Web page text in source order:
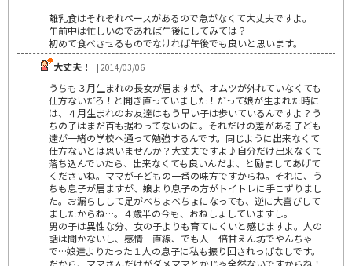
離乳食はそれぞれペースがあるので急がなくて大丈夫ですよ。
午前中は忙しいのであれば午後にしてみては？
初めて食べさせるものでなければ午後でも良いと思います。
大丈夫！
| 2014/03/06
うちも３月生まれの長女が居ますが、オムツが外れていなくても
仕方ないだろ！と開き直っていました！だって娘が生まれた時に
は、４月生まれのお友達はもう早い子は歩いているんですよ？う
ちの子はまだ首も据わってないのに。それだけの差がある子ども
達が一緒の学校へ通って勉強するんです。同じように出来なくて
仕方ないとは思いませんか？大丈夫ですよ♪自分だけ出来なくて
落ち込んでいたら、出来なくても良いんだよ、と励ましてあげて
くださいね。ママが子どもの一番の味方ですからね。それに、う
ちも息子が居ますが、娘より息子の方がトイトレに手こずりまし
た。お漏らしして足がべちょべちょになっても、逆に大喜びして
ましたからね…。４歳半の今も、おねしょしていますし。
男の子は異性な分、女の子よりも育てにくいと感じますよ。人の
話は聞かないし、感情一直線、でも人一倍甘えん坊でやんちゃ
で…娘達よりたった１人の息子に私も振り回されっぱなしです。
だから、ママさんだけがダメママとかじゃ全然ないですからね！